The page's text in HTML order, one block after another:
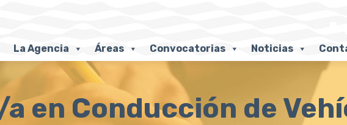
La Agencia Áreas Convocatorias Noticias
a en Conducción de